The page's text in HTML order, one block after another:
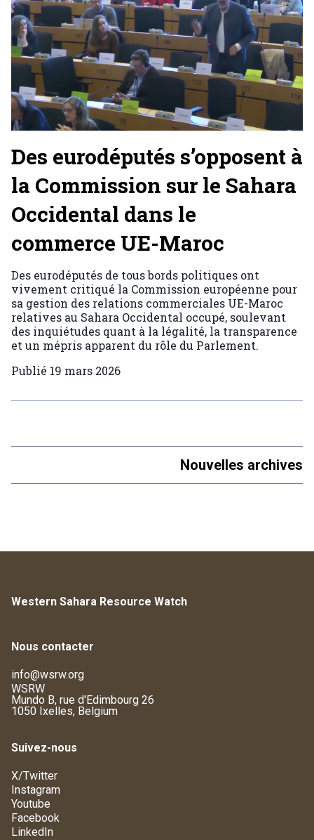
Des eurodéputés s’opposent à
la Commission sur le Sahara
Occidental dans le
commerce UE-Maroc
Des eurodéputés de tous bords politiques ont
vivement critiqué la Commission européenne pour
sa gestion des relations commerciales UE-Maroc
relatives au Sahara Occidental occupé, soulevant
des inquiétudes quant à la légalité, la transparence
et un mépris apparent du rôle du Parlement.
Publié 19 mars 2026
Nouvelles archives
Western Sahara Resource Watch
Nous contacter
info@wsrw.org
WSRW
Mundo B, rue d'Edimbourg 26
1050 Ixelles, Belgium
Suivez-nous
X/Twitter
Instagram
Youtube
Facebook
LinkedIn